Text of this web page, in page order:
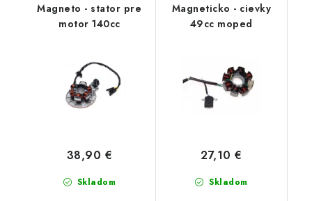
Magneto - stator pre
motor 140cc
Skladom
38,90 €
Magneticko - cievky
49cc moped
Skladom
27,10 €